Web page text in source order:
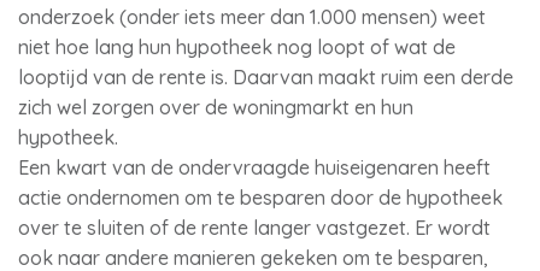
onderzoek (onder iets meer dan 1.000 mensen) weet
niet hoe lang hun hypotheek nog loopt of wat de
looptijd van de rente is. Daarvan maakt ruim een derde
zich wel zorgen over de woningmarkt en hun
hypotheek.
Een kwart van de ondervraagde huiseigenaren heeft
actie ondernomen om te besparen door de hypotheek
over te sluiten of de rente langer vastgezet. Er wordt
ook naar andere manieren gekeken om te besparen,